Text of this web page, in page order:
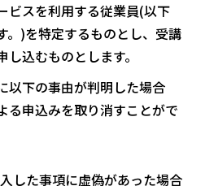
ビスを利用する従業員(以下
。)を特定するものとし、受講
込むものとします。
以下の事由が判明した場合
る申込みを取り消すことがで
した事項に虚偽があった場合